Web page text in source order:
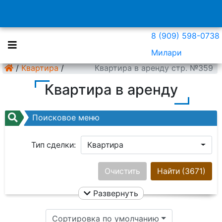
8 (909) 598-0738
Милари
/ Квартира / Квартира в аренду стр. №359
Квартира в аренду
Поисковое меню
Тип сделки: Квартира
Ничего не выбрано
Цена:
Найти (3671)
Очистить
Развернуть
Сортировка по умолчанию